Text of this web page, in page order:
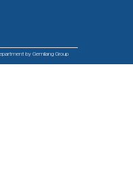
by Gemilang Group